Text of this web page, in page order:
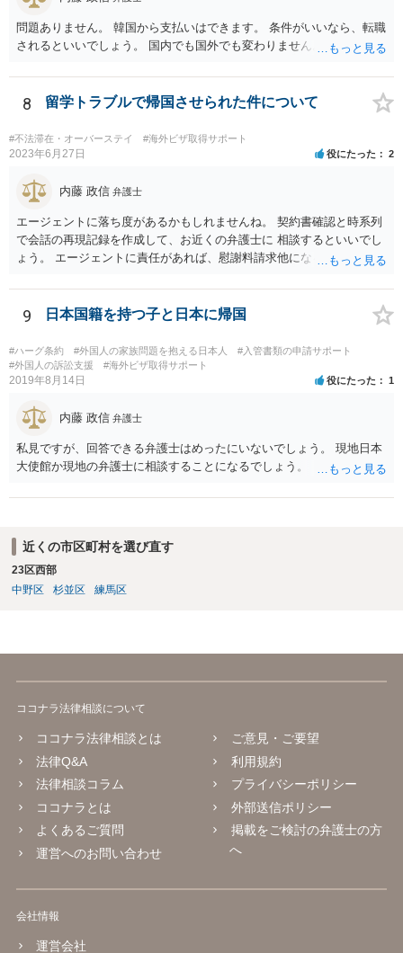
問題ありません。 韓国から支払いはできます。 条件がいいなら、転職
されるといいでしょう。 国内でも国外でも変わりません。
8 留学トラブルで帰国させられた件について
#不法滞在・オーバーステイ #海外ビザ取得サポート
2023年6月27日 役にたった 2
内藤 政信 弁護士
エージェントに落ち度があるかもしれませんね。 契約書確認と時系列
で会話の再現記録を作成して、お近くの弁護士に 相談するといいでし
ょう。 エージェントに責任があれば、慰謝料請求他になるでしょう。
9 日本国籍を持つ子と日本に帰国
#ハーグ条約 #外国人の家族問題を抱える日本人
#入管書類の申請サポート
#外国人の訴訟支援
#海外ビザ取得サポート
2019年8月14日 役にたった 1
内藤 政信 弁護士
私見ですが、回答できる弁護士はめったにいないでしょう。 現地日本
大使館か現地の弁護士に相談することになるでしょう。
近くの市区町村を選び直す
23区西部
中野区
杉並区 練馬区
ココナラ法律相談について
ココナラ法律相談とは
法律Q&A
法律相談コラム
ココナラとは
よくあるご質問
運営へのお問い合わせ
ご意見・ご要望
利用規約
プライバシーポリシー
外部送信ポリシー
掲載をご検討の弁護士の方
へ
会社情報
運営会社